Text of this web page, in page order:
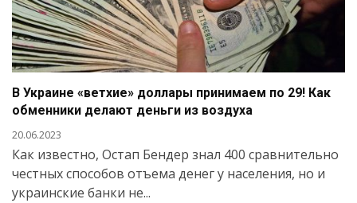
В Украине «ветхие» доллары принимаем по 29! Как
обменники делают деньги из воздуха
20.06.2023
Как известно, Остап Бендер знал 400 сравнительно
честных способов отъема денег у населения, но и
украинские банки не...